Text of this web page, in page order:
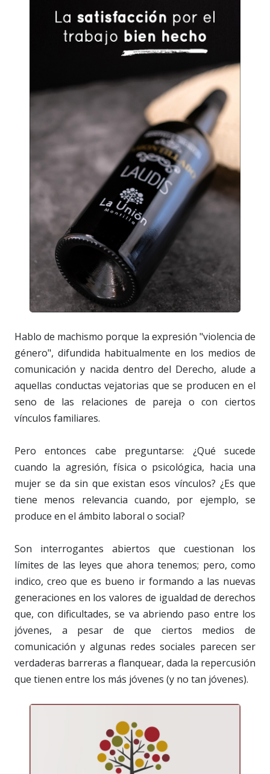
Hablo de machismo porque la expresión "violencia de
género", difundida habitualmente en los medios de
comunicación y nacida dentro del Derecho, alude a
aquellas conductas vejatorias que se producen en el
seno de las relaciones de pareja o con ciertos
vínculos familiares.
Pero entonces cabe preguntarse: ¿Qué sucede
cuando la agresión, física o psicológica, hacia una
mujer se da sin que existan esos vínculos? ¿Es que
tiene menos relevancia cuando, por ejemplo, se
produce en el ámbito laboral o social?
Son interrogantes abiertos que cuestionan los
límites de las leyes que ahora tenemos; pero, como
indico, creo que es bueno ir formando a las nuevas
generaciones en los valores de igualdad de derechos
que, con dificultades, se va abriendo paso entre los
jóvenes, a pesar de que ciertos medios de
comunicación y algunas redes sociales parecen ser
verdaderas barreras a flanquear, dada la repercusión
que tienen entre los más jóvenes (y no tan jóvenes).